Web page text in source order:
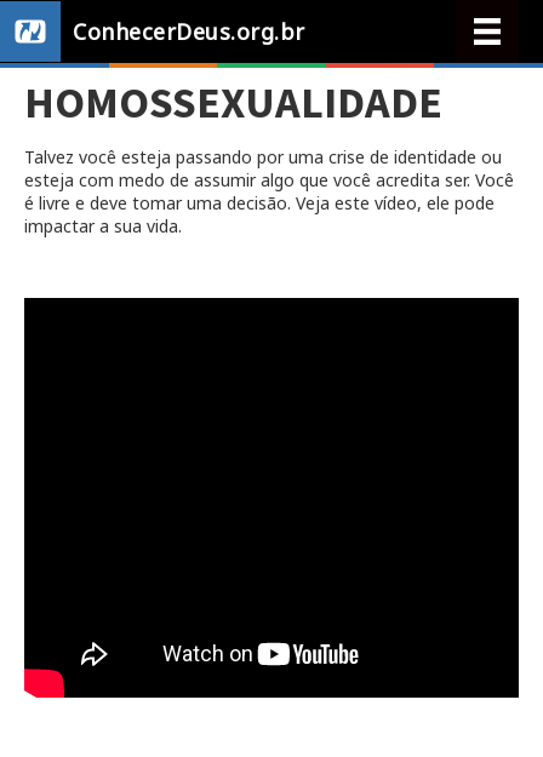
ConhecerDeus.org.br
HOMOSSEXUALIDADE
Talvez você esteja passando por uma crise de identidade ou
esteja com medo de assumir algo que você acredita ser. Você
é livre e deve tomar uma decisão. Veja este vídeo, ele pode
impactar a sua vida.